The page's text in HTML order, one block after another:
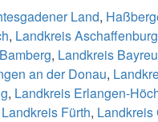
Land,
, Landkreis Aschaffenburg
, Landkreis
an der Donau,
, Landkreis Erlangen-
Landkreis Fürth, Landkreis